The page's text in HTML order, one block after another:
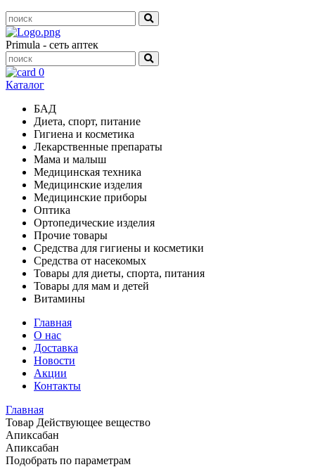
Primula - сеть аптек
0
Каталог
БАД
Диета, спорт, питание
Гигиена и косметика
Лекарственные препараты
Мама и малыш
Медицинская техника
Медицинские изделия
Медицинские приборы
Оптика
Ортопедические изделия
Прочие товары
Средства для гигиены и косметики
Средства от насекомых
Товары для диеты, спорта, питания
Товары для мам и детей
Витамины
Главная
О нас
Доставка
Новости
Акции
Контакты
Главная
Товар Действующее вещество
Апиксабан
Апиксабан
Подобрать по параметрам